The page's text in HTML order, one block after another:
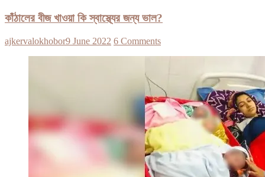
কাঁঠালের বীজ খাওয়া কি স্বাস্থ্যের জন্য ভাল?
ajkervalokhobor9 June 2022 6 Comments